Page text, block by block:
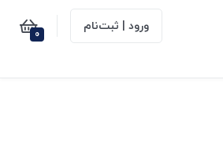
ورود | ثبت‌نام 0